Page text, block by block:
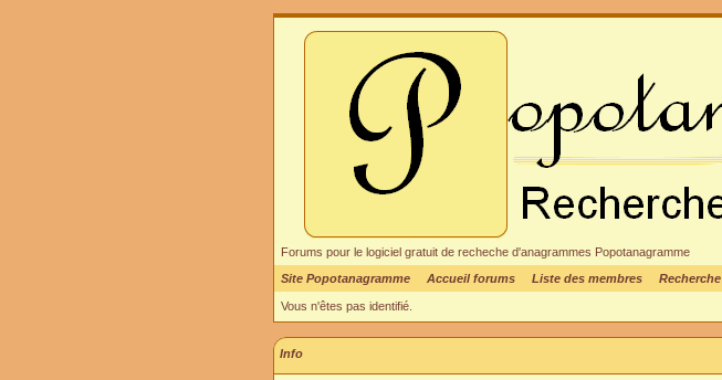
Forums pour le logiciel gratuit de recheche d'anagrammes Popotanagramme
Site Popotanagramme
Accueil forums Liste des membres Recherche
Vous n'êtes pas identifié.
Info